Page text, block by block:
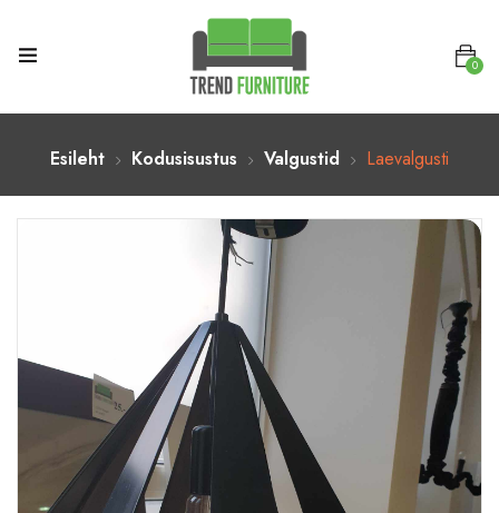
0
Esileht Kodusisustus Valgustid Laevalgusti